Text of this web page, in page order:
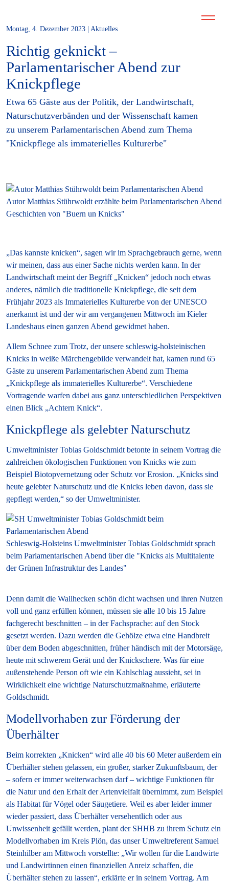
Montag, 4. Dezember 2023 | Aktuelles
Richtig geknickt –
Parlamentarischer Abend zur
Knickpflege
Etwa 65 Gäste aus der Politik, der Landwirtschaft,
Naturschutzverbänden und der Wissenschaft kamen
zu unserem Parlamentarischen Abend zum Thema
"Knickpflege als immaterielles Kulturerbe"
Autor Matthias Stührwoldt erzählte beim Parlamentarischen Abend
Geschichten von "Buern un Knicks"
„Das kannste knicken“, sagen wir im Sprachgebrauch gerne, wenn
wir meinen, dass aus einer Sache nichts werden kann. In der
Landwirtschaft meint der Begriff „Knicken“ jedoch noch etwas
anderes, nämlich die traditionelle Knickpflege, die seit dem
Frühjahr 2023 als Immaterielles Kulturerbe von der UNESCO
anerkannt ist und der wir am vergangenen Mittwoch im Kieler
Landeshaus einen ganzen Abend gewidmet haben.
Allem Schnee zum Trotz, der unsere schleswig-holsteinischen
Knicks in weiße Märchengebilde verwandelt hat, kamen rund 65
Gäste zu unserem Parlamentarischen Abend zum Thema
„Knickpflege als immaterielles Kulturerbe“. Verschiedene
Vortragende warfen dabei aus ganz unterschiedlichen Perspektiven
einen Blick „Achtern Knick“.
Knickpflege als gelebter Naturschutz
Umweltminister Tobias Goldschmidt betonte in seinem Vortrag die
zahlreichen ökologischen Funktionen von Knicks wie zum
Beispiel Biotopvernetzung oder Schutz vor Erosion. „Knicks sind
heute gelebter Naturschutz und die Knicks leben davon, dass sie
gepflegt werden,“ so der Umweltminister.
Schleswig-Holsteins Umweltminister Tobias Goldschmidt sprach
beim Parlamentarischen Abend über die "Knicks als Multitalente
der Grünen Infrastruktur des Landes"
Denn damit die Wallhecken schön dicht wachsen und ihren Nutzen
voll und ganz erfüllen können, müssen sie alle 10 bis 15 Jahre
fachgerecht beschnitten – in der Fachsprache: auf den Stock
gesetzt werden. Dazu werden die Gehölze etwa eine Handbreit
über dem Boden abgeschnitten, früher händisch mit der Motorsäge,
heute mit schwerem Gerät und der Knickschere. Was für eine
außenstehende Person oft wie ein Kahlschlag aussieht, sei in
Wirklichkeit eine wichtige Naturschutzmaßnahme, erläuterte
Goldschmidt.
Modellvorhaben zur Förderung der
Überhälter
Beim korrekten „Knicken“ wird alle 40 bis 60 Meter außerdem ein
Überhälter stehen gelassen, ein großer, starker Zukunftsbaum, der
– sofern er immer weiterwachsen darf – wichtige Funktionen für
die Natur und den Erhalt der Artenvielfalt übernimmt, zum Beispiel
als Habitat für Vögel oder Säugetiere. Weil es aber leider immer
wieder passiert, dass Überhälter versehentlich oder aus
Unwissenheit gefällt werden, plant der SHHB zu ihrem Schutz ein
Modellvorhaben im Kreis Plön, das unser Umweltreferent Samuel
Steinhilber am Mittwoch vorstellte: „Wir wollen für die Landwirte
und Landwirtinnen einen finanziellen Anreiz schaffen, die
Überhälter stehen zu lassen“, erklärte er in seinem Vortrag. Am